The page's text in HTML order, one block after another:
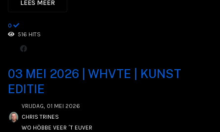
LEES MEER
0
516 HITS
03 MEI 2026 | WHVTE | KUNST
EDITIE
VRIJDAG, 01 MEI 2026
CHRIS TRINES
WO HÖBBE VEER ´T EUVER